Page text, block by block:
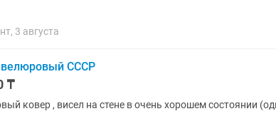
3 августа
велюровый СССР
₸
ковер , висел на стене в очень хорошем состоянии